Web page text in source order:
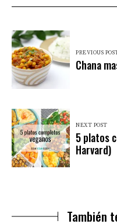
PREVIOUS
Chana
NEXT POST
5 platos
Harvard)
También